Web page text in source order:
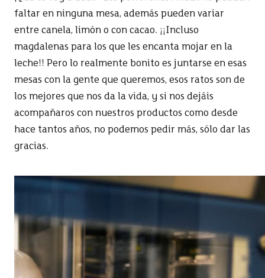
faltar en ninguna mesa, además pueden variar
entre canela, limón o con cacao. ¡¡Incluso
magdalenas para los que les encanta mojar en la
leche!! Pero lo realmente bonito es juntarse en esas
mesas con la gente que queremos, esos ratos son de
los mejores que nos da la vida, y si nos dejáis
acompañaros con nuestros productos como desde
hace tantos años, no podemos pedir más, sólo dar las
gracias.